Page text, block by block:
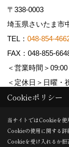
〒338-0003
埼玉県さいたま市
TEL： 048-854-
FAX：048-855-
＜営業時間＞
＜定休日＞日曜・
Copyright (c)
Produced byゴデス
Cookieポリシー
当サイトではCookieを使
Cookieの使用に関する詳
Cookieを受け入れるか拒